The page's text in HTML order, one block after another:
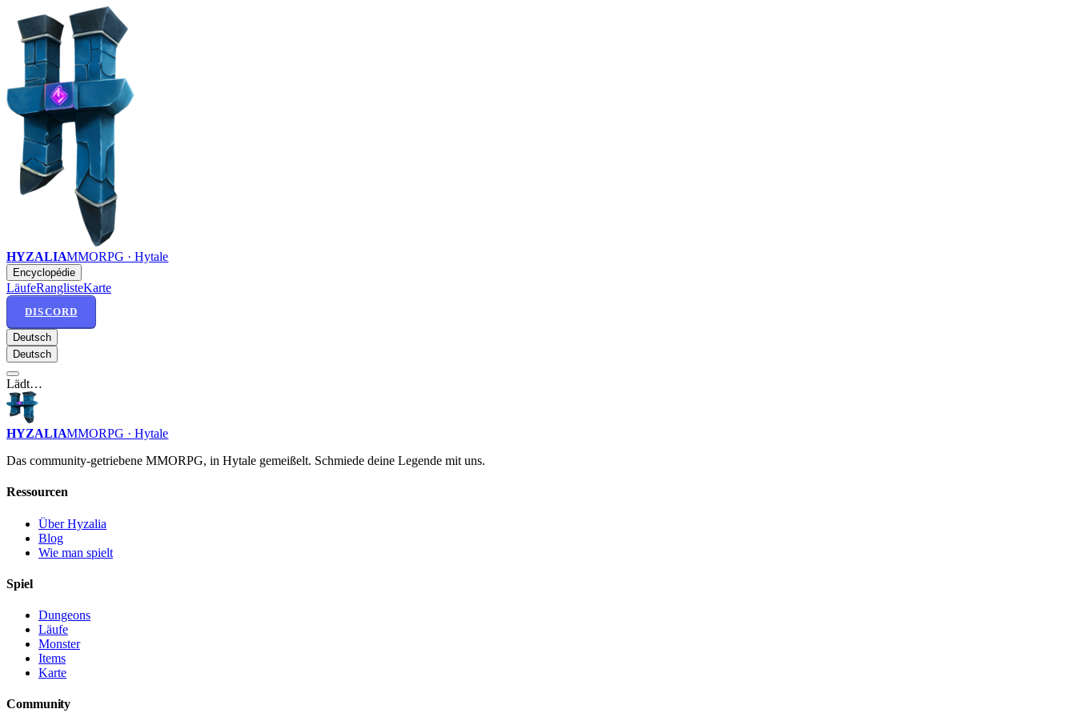
HYZALIAMMORPG · Hytale
Encyclopédie
LäufeRanglisteKarte
DISCORD
Deutsch
Deutsch
Lädt…
HYZALIAMMORPG · Hytale
Das community-getriebene MMORPG, in Hytale gemeißelt. Schmiede deine Legende mit uns.
Ressourcen
Über Hyzalia
Blog
Wie man spielt
Spiel
Dungeons
Läufe
Monster
Items
Karte
Community